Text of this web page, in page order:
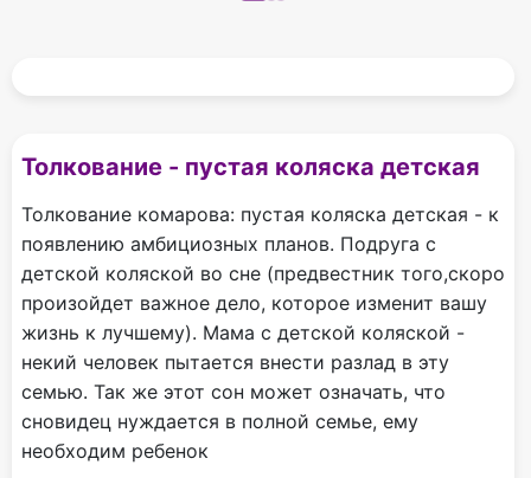
Толкование - пустая коляска детская
Толкование комарова: пустая коляска детская - к
появлению амбициозных планов. Подруга с
детской коляской во сне (предвестник того,скоро
произойдет важное дело, которое изменит вашу
жизнь к лучшему). Мама с детской коляской -
некий человек пытается внести разлад в эту
семью. Так же этот сон может означать, что
сновидец нуждается в полной семье, ему
необходим ребенок